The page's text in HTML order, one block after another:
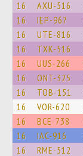
16 AXU-516
16 IEP-967
16 UTE-816
16 TXK-516
16 UUS-266
16 ONT-325
16 TOB-151
16 VOR-620
16 BCE-738
16 IAC-916
16 RME-512